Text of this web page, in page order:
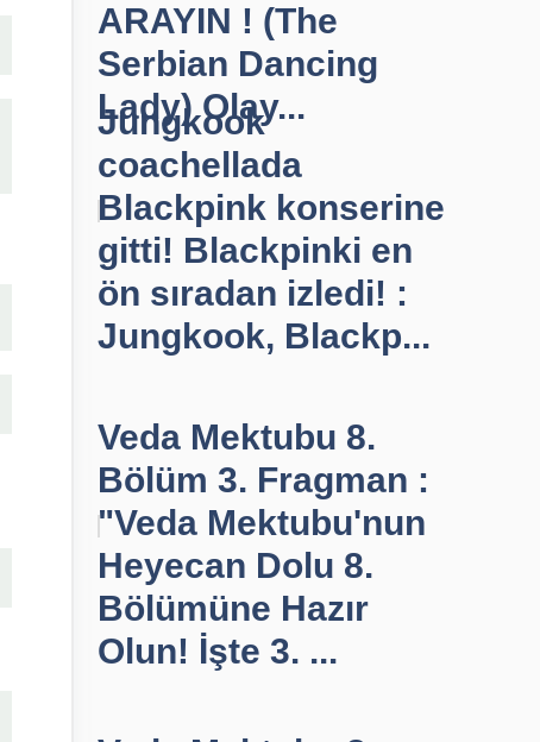
ARAYIN ! (The
Serbian Dancing
Lady) Olay...
Jungkook
coachellada
Blackpink konserine
gitti! Blackpinki en
ön sıradan izledi! :
Jungkook, Blackp...
Veda Mektubu 8.
Bölüm 3. Fragman :
"Veda Mektubu'nun
Heyecan Dolu 8.
Bölümüne Hazır
Olun! İşte 3. ...